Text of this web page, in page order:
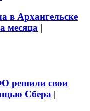
в Архангельске
месяца |
решили свои
Сбера |